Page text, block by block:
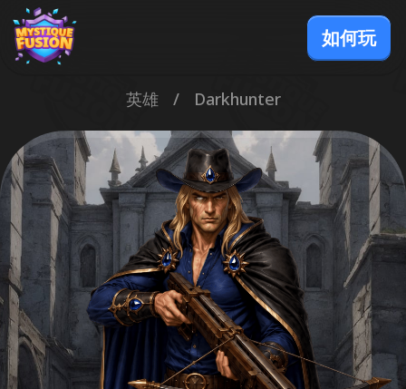
如何玩
英雄 / Darkhunter